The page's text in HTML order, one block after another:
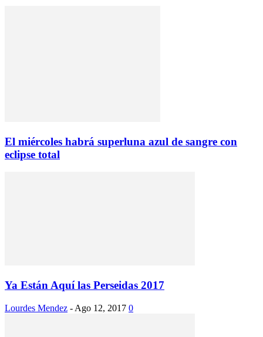
El miércoles habrá superluna azul de sangre con
eclipse total
Ya Están Aquí las Perseidas 2017
Lourdes Mendez - Ago 12, 2017 0